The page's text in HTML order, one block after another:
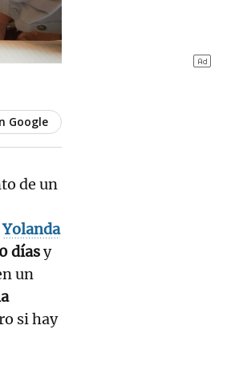
Google
de un
Yolanda
díasy
un
si hay